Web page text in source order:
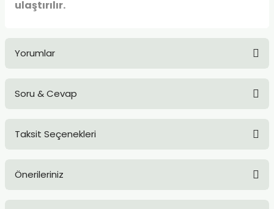
ulaştırılır.
Yorumlar
Soru & Cevap
Taksit Seçenekleri
Önerileriniz